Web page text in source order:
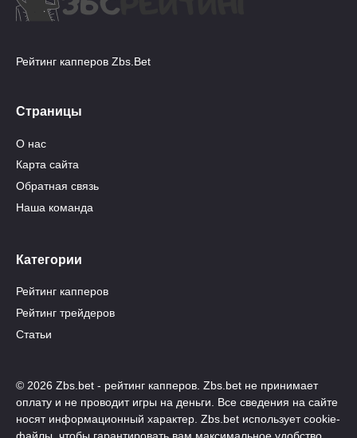
Рейтинг капперов Zbs.Bet
Страницы
О нас
Карта сайта
Обратная связь
Наша команда
Категории
Рейтинг капперов
Рейтинг трейдеров
Статьи
© 2026 Zbs.bet - рейтинг капперов. Zbs.bet не принимает
оплату и не проводит игры на деньги. Все сведения на сайте
носят информационный характер. Zbs.bet использует cookie-